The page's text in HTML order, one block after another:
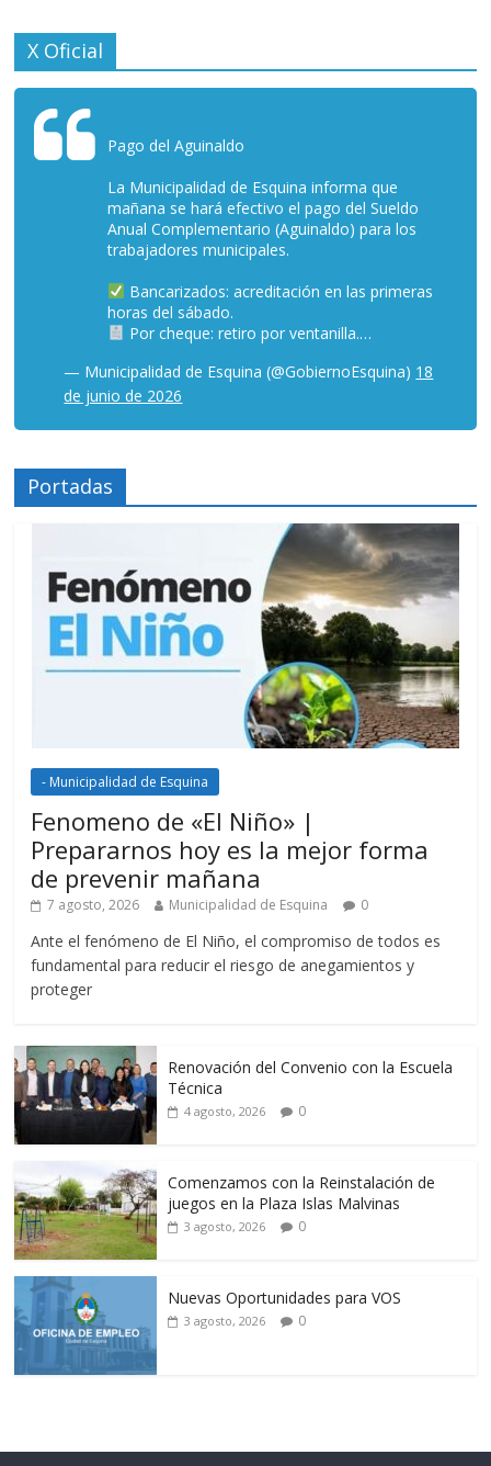
X Oficial
Pago del Aguinaldo
La Municipalidad de Esquina informa que
mañana se hará efectivo el pago del Sueldo
Anual Complementario (Aguinaldo) para los
trabajadores municipales.
Bancarizados: acreditación en las primeras
horas del sábado.
Por cheque: retiro por ventanilla.…
— Municipalidad de Esquina (@GobiernoEsquina) 18
de junio de 2026
Portadas
- Municipalidad de Esquina
Fenomeno de «El Niño» |
Prepararnos hoy es la mejor forma
de prevenir mañana
7 agosto, 2026 Municipalidad de Esquina 0
Ante el fenómeno de El Niño, el compromiso de todos es
fundamental para reducir el riesgo de anegamientos y
proteger
Renovación del Convenio con la Escuela
Técnica
4 agosto, 2026 0
Comenzamos con la Reinstalación de
juegos en la Plaza Islas Malvinas
3 agosto, 2026 0
Nuevas Oportunidades para VOS
3 agosto, 2026 0